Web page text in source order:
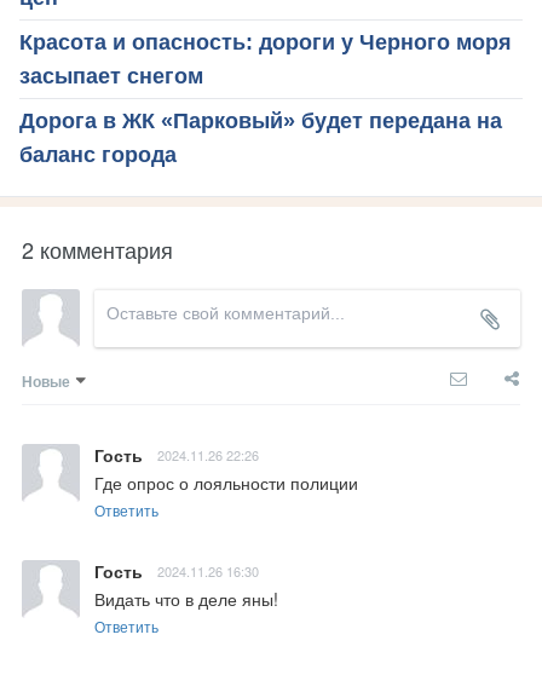
Красота и опасность: дороги у Черного моря
засыпает снегом
Дорога в ЖК «Парковый» будет передана на
баланс города
2 комментария
Новые
Гость 2024.11.26 22:26
Где опрос о лояльности полиции
Ответить
Гость 2024.11.26 16:30
Видать что в деле яны!
Ответить